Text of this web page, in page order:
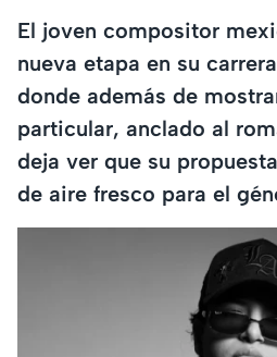
El joven compositor
nueva etapa en su
donde además de
particular, anclado al
deja ver que su
de aire fresco para el